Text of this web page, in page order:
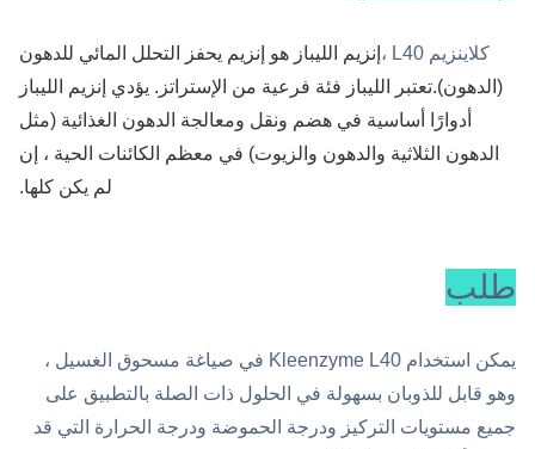
كلاينزيم L40 ،
إنزيم الليباز هو إنزيم يحفز التحلل المائي للدهون
(الدهون).تعتبر الليباز فئة فرعية من الإستراتز. يؤدي إنزيم الليباز
أدوارًا أساسية في هضم ونقل ومعالجة الدهون الغذائية (مثل
الدهون الثلاثية والدهون والزيوت) في معظم الكائنات الحية ، إن
لم يكن كلها.
طلب
يمكن استخدام Kleenzyme L40 في صياغة مسحوق الغسيل ،
وهو قابل للذوبان بسهولة في الحلول ذات الصلة بالتطبيق على
جميع مستويات التركيز ودرجة الحموضة ودرجة الحرارة التي قد